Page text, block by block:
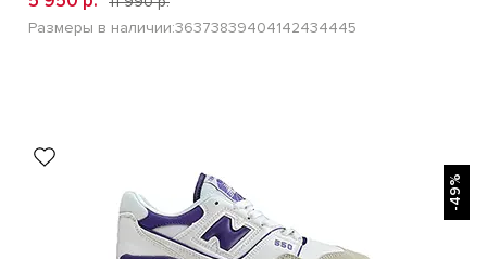
Размеры в наличии:36373839404142434445
-49%